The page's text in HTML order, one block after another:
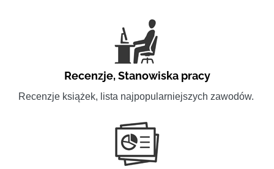
Recenzje,Stanowiska pracy
Recenzje książek, lista najpopularniejszych zawodów.